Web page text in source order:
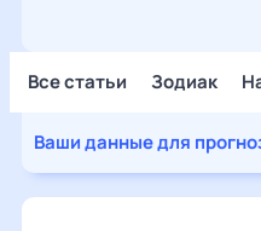
Все статьи Зодиак
Ваши данные для